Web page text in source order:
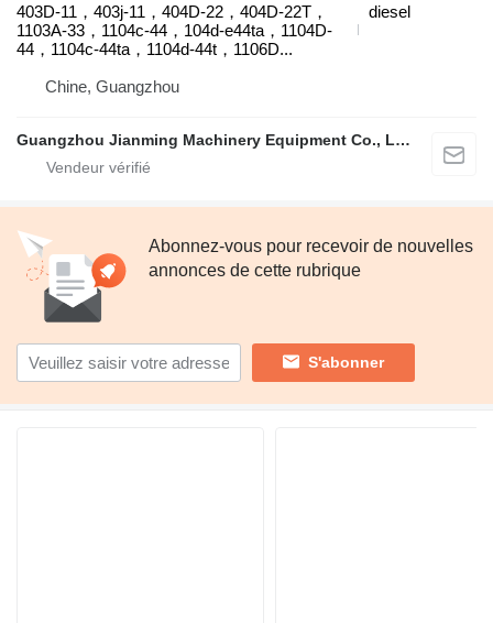
403D-11，403j-11，404D‑22，404D‑22T，
1103A-33，1104c-44，104d-e44ta，1104D-
44，1104c-44ta，1104d-44t，1106D...
diesel
Chine, Guangzhou
Guangzhou Jianming Machinery Equipment Co., Ltd.
Abonnez-vous pour recevoir de nouvelles
annonces de cette rubrique
S'abonner